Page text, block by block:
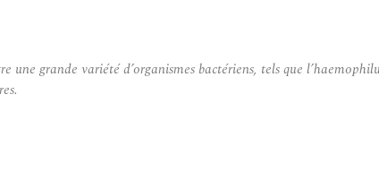
grande variété d’organismes bactériens, tels que